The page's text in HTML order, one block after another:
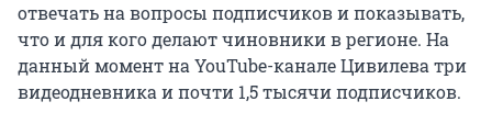
отвечать на вопросы подписчиков и показывать,
что и для кого делают чиновники в регионе. На
данный момент на YouTube-канале Цивилева три
видеодневника и почти 1,5 тысячи подписчиков.